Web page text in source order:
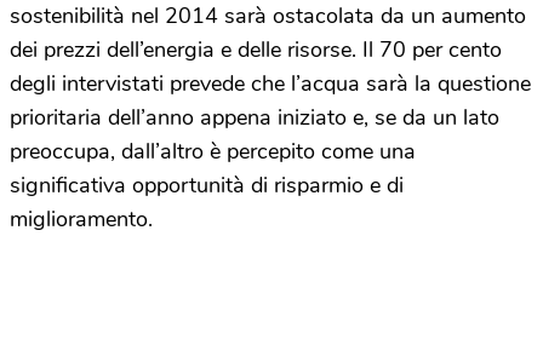
sostenibilità nel 2014 sarà ostacolata da un aumento
dei prezzi dell’energia e delle risorse. Il 70 per cento
degli intervistati prevede che l’acqua sarà la questione
prioritaria dell’anno appena iniziato e, se da un lato
preoccupa, dall’altro è percepito come una
significativa opportunità di risparmio e di
miglioramento.